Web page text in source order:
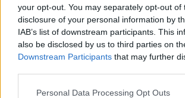
your opt-out. You may separately opt-out of
disclosure of your personal information by
IAB’s list of downstream participants. This
also be disclosed by us to third parties on
Downstream Participants that may further
Personal Data Processing Opt Outs
Allora?
Forse se la Regione Toscana vuol dare uno
lavoro culturale che si è manifestata lunedi a
stimolare la crescita di una classe di
I soldi per formare qualche centinaio di